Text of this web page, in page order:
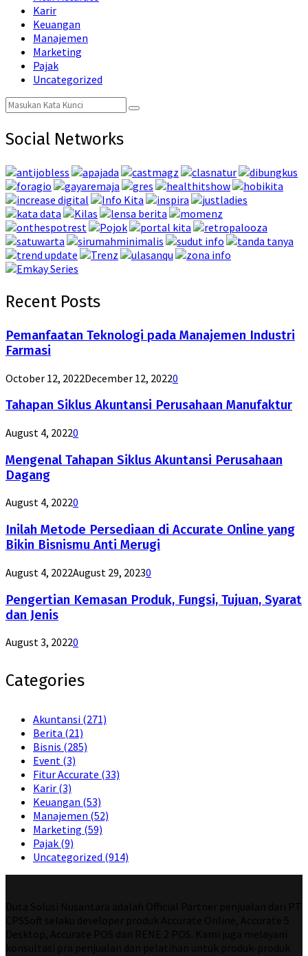
Karir
Keuangan
Manajemen
Marketing
Pajak
Uncategorized
Search
for:
Search
Social Networks
Recent Posts
Pemanfaatan Teknologi pada Manajemen Industri
Farmasi
October 12, 2022December 12, 20220
Tahapan Siklus Akuntansi Perusahaan Manufaktur
August 4, 20220
Mengenal Tahapan Siklus Akuntansi Perusahaan
Dagang
August 4, 20220
Inilah Metode Persediaan di Accurate Online yang
Bikin Bisnismu Anti Merugi
August 4, 2022August 29, 20230
Pengertian Kemasan Produk, Fungsi, Tujuan, Syarat
dan Jenis
August 3, 20220
Categories
Akuntansi (271)
Berita (21)
Bisnis (285)
Event (3)
Fitur Accurate (33)
Karir (3)
Keuangan (53)
Manajemen (52)
Marketing (59)
Pajak (9)
Uncategorized (914)